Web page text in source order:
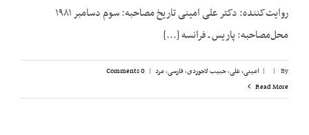
روایت‌کننده: دکتر علی امینی تاریخ مصاحبه: سوم دسامبر ۱۹۸۱
محل‌مصاحبه: پاریس ـ فرانسه [...]
By
|
| امینی، علی,حبیب لاجوردی,فارسی,مرد |
0 Comments
Read More